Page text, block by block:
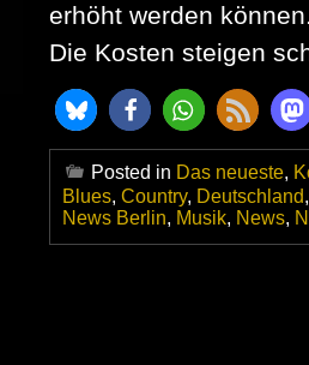
erhöht werden
Die Kosten steigen
Posted in Das neueste,
Blues, Country, Deutschland,
News Berlin, Musik, News,